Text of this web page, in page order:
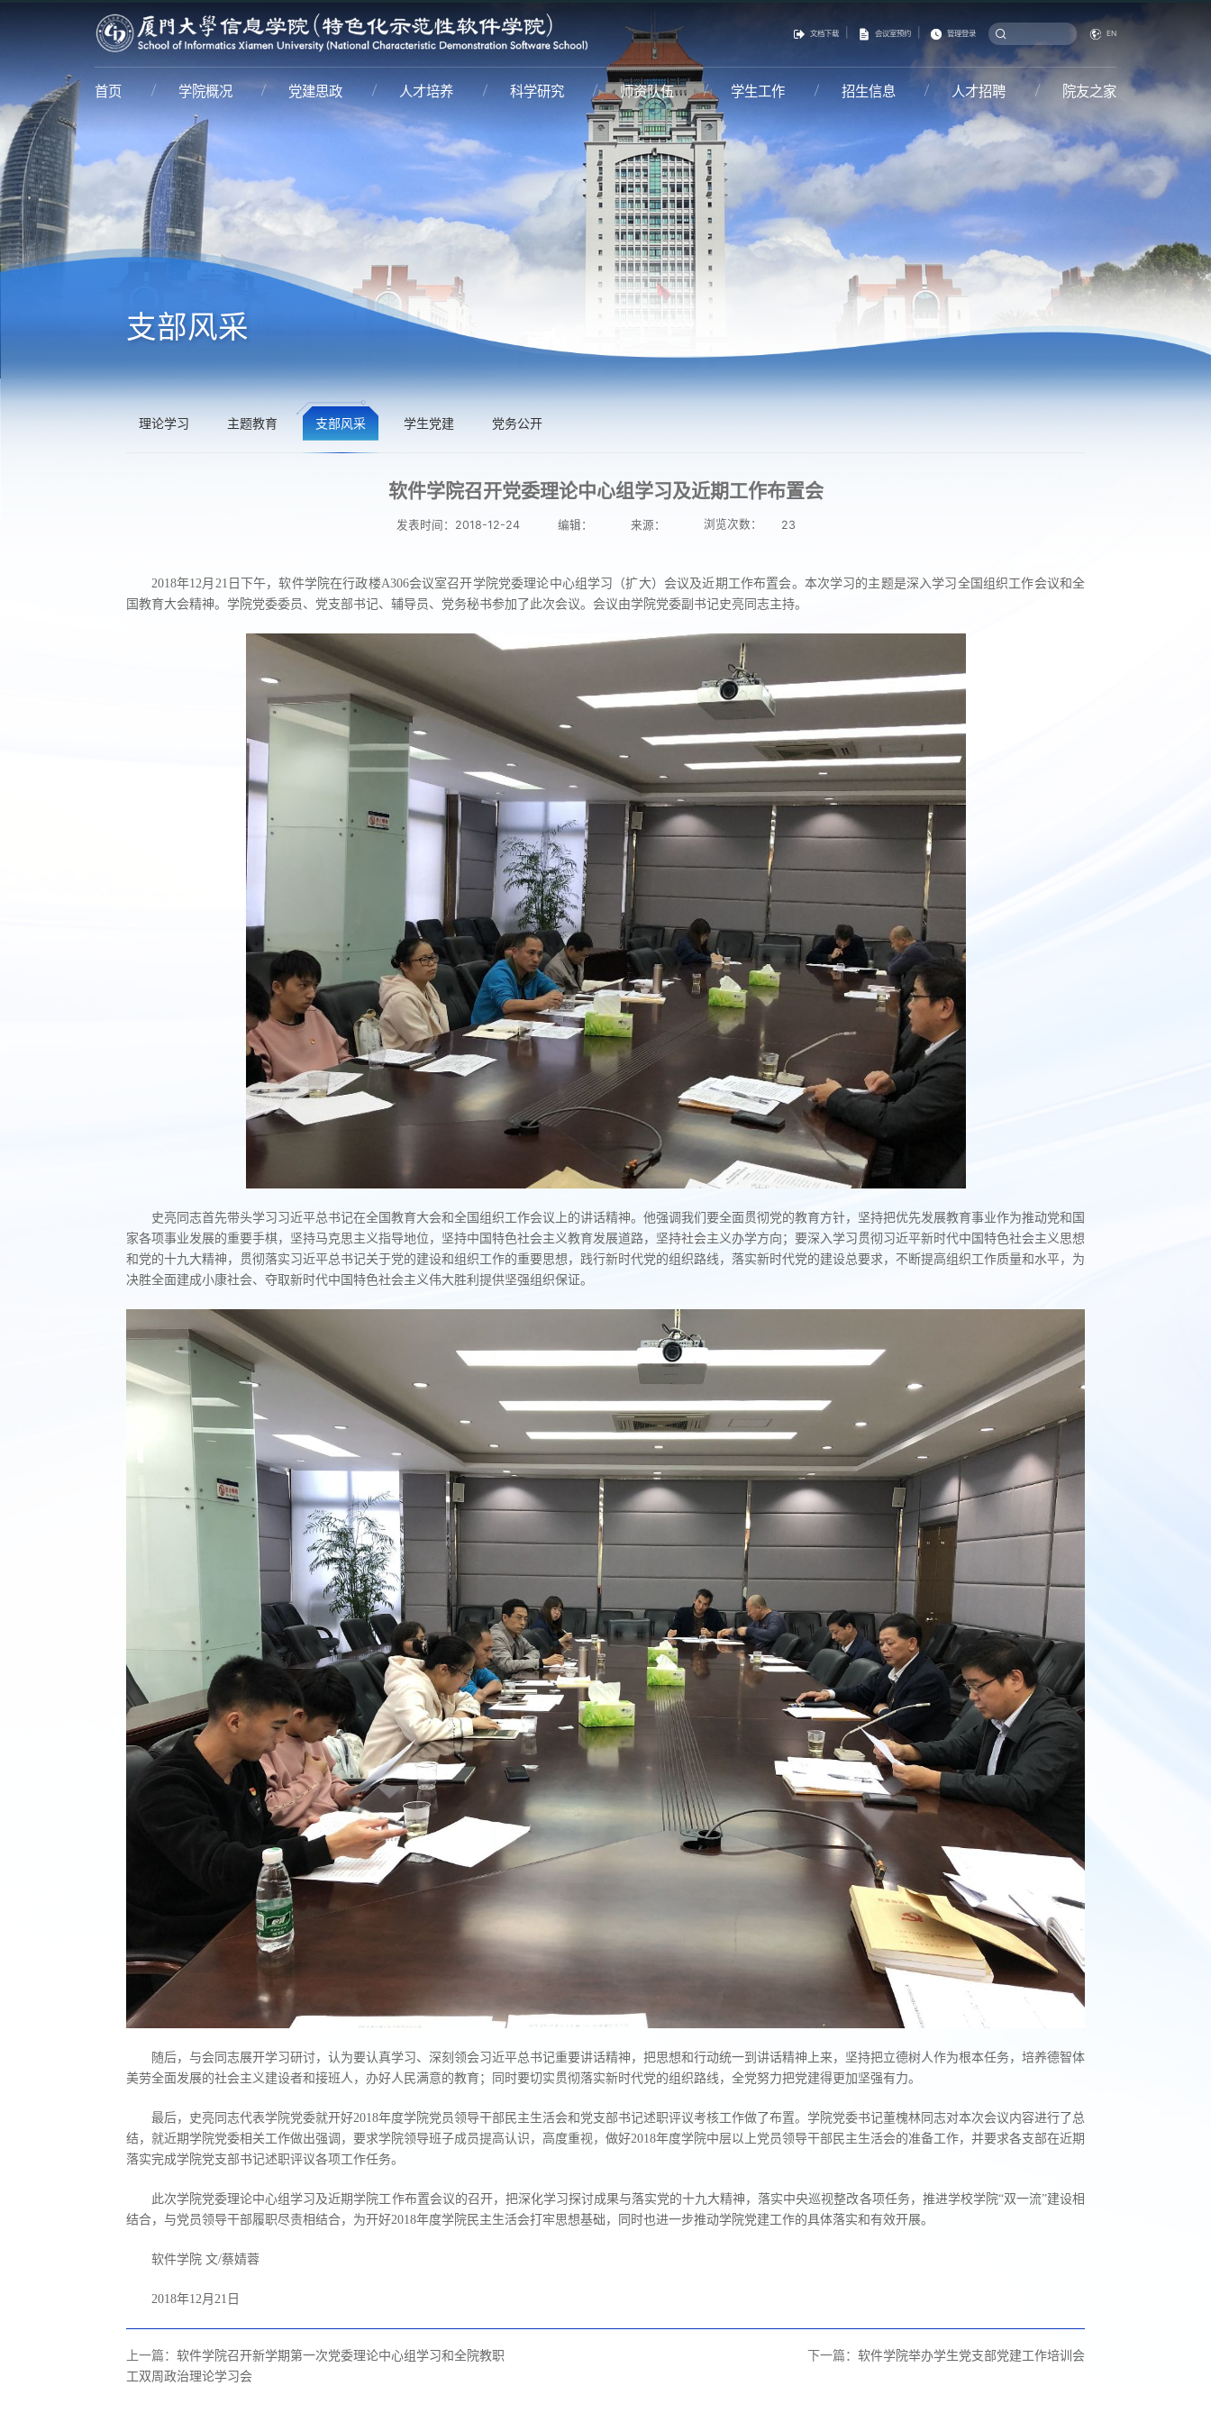
文档下载 会议室预约 管理登录 EN
首页 学院概况 党建思政 人才培养 科学研究 师资队伍 学生工作 招生信息 人才招聘 院友之家
支部风采
理论学习 主题教育 支部风采 学生党建 党务公开
软件学院召开党委理论中心组学习及近期工作布置会
发表时间：2018-12-24 编辑： 来源： 浏览次数： 23
2018年12月21日下午，软件学院在行政楼A306会议室召开学院党委理论中心组学习（扩大）会议及近期工作布置会。本次学习的主题是深入学习全国组织工作会议和全
国教育大会精神。学院党委委员、党支部书记、辅导员、党务秘书参加了此次会议。会议由学院党委副书记史亮同志主持。
史亮同志首先带头学习习近平总书记在全国教育大会和全国组织工作会议上的讲话精神。他强调我们要全面贯彻党的教育方针，坚持把优先发展教育事业作为推动党和国
家各项事业发展的重要手棋，坚持马克思主义指导地位，坚持中国特色社会主义教育发展道路，坚持社会主义办学方向；要深入学习贯彻习近平新时代中国特色社会主义思想
和党的十九大精神，贯彻落实习近平总书记关于党的建设和组织工作的重要思想，践行新时代党的组织路线，落实新时代党的建设总要求，不断提高组织工作质量和水平，为
决胜全面建成小康社会、夺取新时代中国特色社会主义伟大胜利提供坚强组织保证。
随后，与会同志展开学习研讨，认为要认真学习、深刻领会习近平总书记重要讲话精神，把思想和行动统一到讲话精神上来，坚持把立德树人作为根本任务，培养德智体
美劳全面发展的社会主义建设者和接班人，办好人民满意的教育；同时要切实贯彻落实新时代党的组织路线，全党努力把党建得更加坚强有力。
最后，史亮同志代表学院党委就开好2018年度学院党员领导干部民主生活会和党支部书记述职评议考核工作做了布置。学院党委书记董槐林同志对本次会议内容进行了总
结，就近期学院党委相关工作做出强调，要求学院领导班子成员提高认识，高度重视，做好2018年度学院中层以上党员领导干部民主生活会的准备工作，并要求各支部在近期
落实完成学院党支部书记述职评议各项工作任务。
此次学院党委理论中心组学习及近期学院工作布置会议的召开，把深化学习探讨成果与落实党的十九大精神，落实中央巡视整改各项任务，推进学校学院“双一流”建设相
结合，与党员领导干部履职尽责相结合，为开好2018年度学院民主生活会打牢思想基础，同时也进一步推动学院党建工作的具体落实和有效开展。
软件学院 文/蔡婧蓉
2018年12月21日
上一篇： 软件学院召开新学期第一次党委理论中心组学习和全院教职
工双周政治理论学习会
下一篇： 软件学院举办学生党支部党建工作培训会